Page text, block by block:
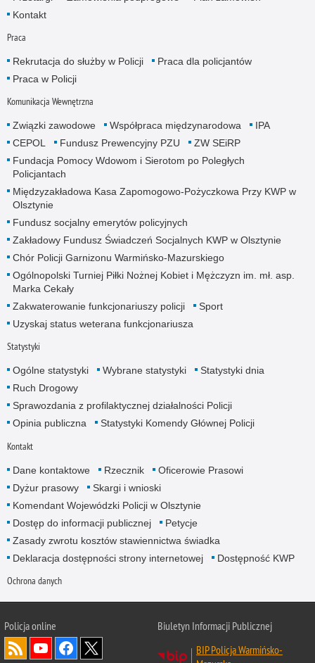
Kontakt
Praca
Rekrutacja do służby w Policji
Praca dla policjantów
Praca w Policji
Komunikacja Wewnętrzna
Związki zawodowe Współpraca międzynarodowa
IPA
CEPOL
Fundusz Prewencyjny PZU
ZW SEiRP
Fundacja Pomocy Wdowom i Sierotom po Poległych
Policjantach
Międzyzakładowa Kasa Zapomogowo-Pożyczkowa Przy KWP w
Olsztynie
Fundusz socjalny emerytów policyjnych
Zakładowy Fundusz Świadczeń Socjalnych KWP w Olsztynie
Chór Policji Garnizonu Warmińsko-Mazurskiego
Ogólnopolski Turniej Piłki Nożnej Kobiet i Mężczyzn im. mł. asp.
Marka Cekały
Zakwaterowanie funkcjonariuszy policji
Sport
Uzyskaj status weterana funkcjonariusza
Statystyki
Ogólne statystyki Wybrane statystyki
Statystyki dnia
Ruch Drogowy
Sprawozdania z profilaktycznej działalności Policji
Opinia publiczna
Statystyki Komendy Głównej Policji
Kontakt
Dane kontaktowe Rzecznik
Oficerowie Prasowi
Dyżur prasowy
Skargi i wnioski
Komendant Wojewódzki Policji w Olsztynie
Dostęp do informacji publicznej
Petycje
Zasady zwrotu kosztów stawiennictwa świadka
Deklaracja dostępności strony internetowej
Dostępność KWP
Ochrona danych
Policja online
Biuletyn Informacji Publicznej
BIP Policja Warmińsko-